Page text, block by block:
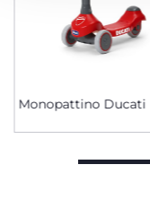
Monopattino Ducati